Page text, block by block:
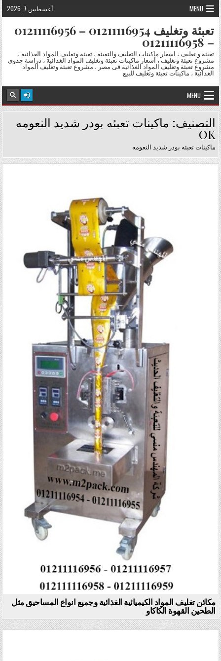
Skip to content
MENU أغسطس 7, 2026
تعبئة وتغليف 01211116954 – 01211116956
– 01211116958
تعبئة و تغليف ، اسعار ماكينات التغليف والتعبئة ، تعبئة وتغليف المواد الغذائية ،
مشروع تعبئة وتغليف ، أسعار ماكينات تعبئة وتغليف المواد الغذائية ، دراسة جدوى
مشروع تعبئة وتغليف المواد الغذائية فى مصر ، مشروع تعبئة وتغليف المواد
الغذائية ، ماكينات تعبئة وتغليف للبيع
MENU
التصنيف: ماكينات تعبئه بودر شديد النعومه
OK
ماكينات تعبئه بودر شديد النعومه
مكائن تغليف المواد الكيميائية الغذائية وجميع انواع المساحيق مثل
الطحين القهوة الكاكاو